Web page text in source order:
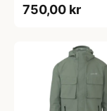
750,00 kr